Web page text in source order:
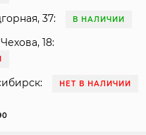
37: В НАЛИЧИИ
18:
НЕТ В НАЛИЧИИ